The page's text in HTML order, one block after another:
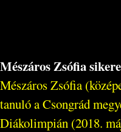
Mészáros Zsófia sikere
Mészáros Zsófia
tanuló a Csongrád
Diákolimpián (2018.